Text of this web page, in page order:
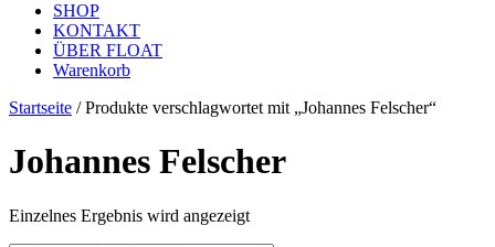
SHOP
KONTAKT
ÜBER FLOAT
Warenkorb
Startseite / Produkte verschlagwortet mit „Johannes Felscher“
Johannes Felscher
Einzelnes Ergebnis wird angezeigt